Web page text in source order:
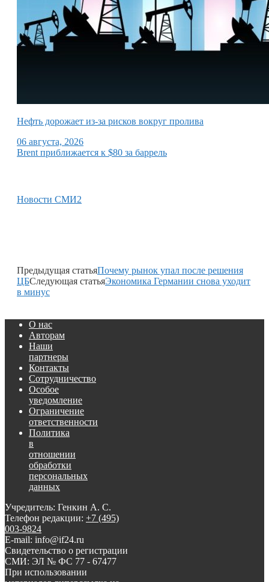
Нефть дорожает из-за рисков вокруг пролива
06 августа, 2026
Brent приближается к $80 за баррель
Новости СМИ2
Предыдущая статьяПочему рынок упал после решения
ЦБСледующая статьяЭкономика Германии снова уходит
в минус
О нас
Авторам
Наши
партнеры
Контакты
Сотрудничество
Особое
уведомление
Ограничение
ответственности
Политика
в
отношении
обработки
персональных
данных
Учредитель: Генкин А. С.
Телефон редакции: +7 (495)
003-9824
E-mail: info@if24.ru
Свидетельство о регистрации
СМИ: ЭЛ № ФС 77 - 67477
При использовании